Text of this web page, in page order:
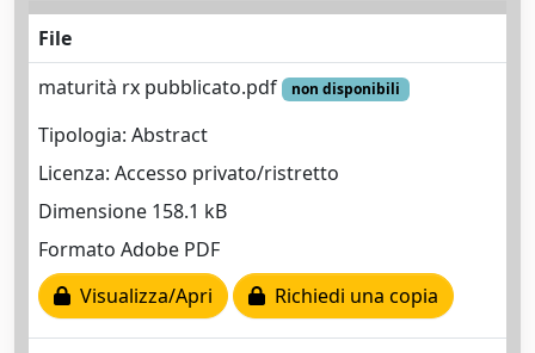
File
maturità rx pubblicato.pdf
non disponibili
Tipologia: Abstract
Licenza: Accesso privato/ristretto
Dimensione 158.1 kB
Formato Adobe PDF
Visualizza/Apri
Richiedi una copia